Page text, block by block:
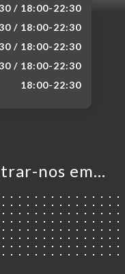
/ 18:00-22:30
/ 18:00-22:30
/ 18:00-22:30
/ 18:00-22:30
18:00-22:30
nos em…